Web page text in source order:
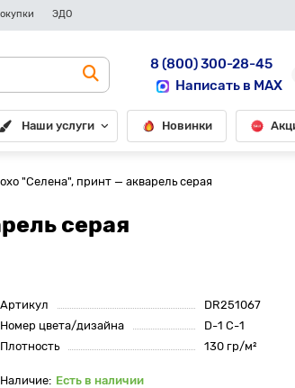
ЭДО
8 (800) 300-28-45
Написать в MAX
Наши услуги Новинки
"Селена", принт — акварель серая
серая
Артикул
DR251067
Номер цвета/дизайна
D-1 C-1
Плотность
130 гр/м²
Есть в наличии